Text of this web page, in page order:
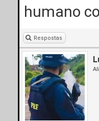
humano
Respostas